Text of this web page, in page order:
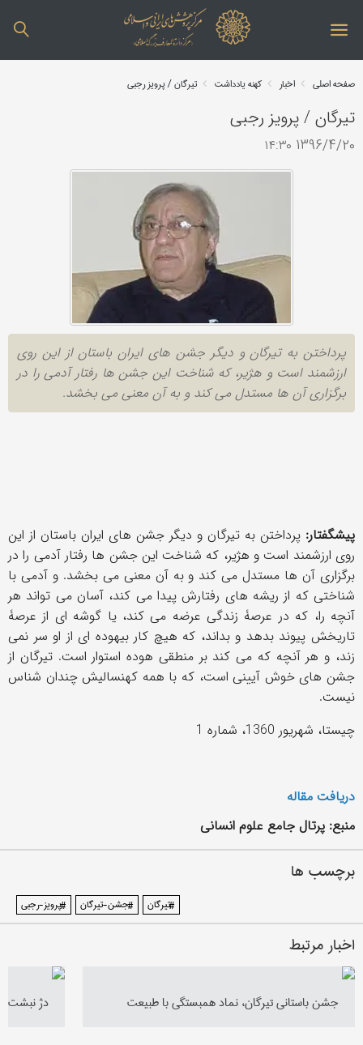
صفحه اصلی اخبار کهنه یادداشت تیرگان / پرویز رجبی
تیرگان / پرویز رجبی
1396/4/20 ۱۴:۳۰
پرداختن به تیرگان و دیگر جشن های ایران باستان از این روی
ارزشمند است و هژیر، که شناخت این جشن ها رفتار آدمی را در
برگزاری آن ها مستدل می کند و به آن معنی می بخشد.
پیشگفتار: پرداختن به تیرگان و دیگر جشن های ایران باستان از این
روی ارزشمند است و هژیر، که شناخت این جشن ها رفتار آدمی را در
برگزاری آن ها مستدل می کند و به آن معنی می بخشد. و آدمی با
شناختی که از ریشه های رفتارش پیدا می کند، آسان می تواند هر
آنچه را، که در عرصۀ زندگی عرضه می کند، یا گوشه ای از عرصۀ
تاریخش پیوند بدهد و بداند، که هیچ کار بیهوده ای از او سر نمی
زند، و هر آنچه که می کند بر منطقی هوده استوار است. تیرگان از
جشن های خوش آیینی است، که با همه کهنسالیش چندان شناس
نیست.
چیستا، شهریور 1360، شماره 1
دریافت مقاله
منبع: پرتال جامع علوم انسانی
برچسب ها
#تیرگان #جشن-تیرگان #پرویز-رجبی
اخبار مرتبط
جشن باستانی تیرگان، نماد همبستگی با طبیعت دژ نبشت /